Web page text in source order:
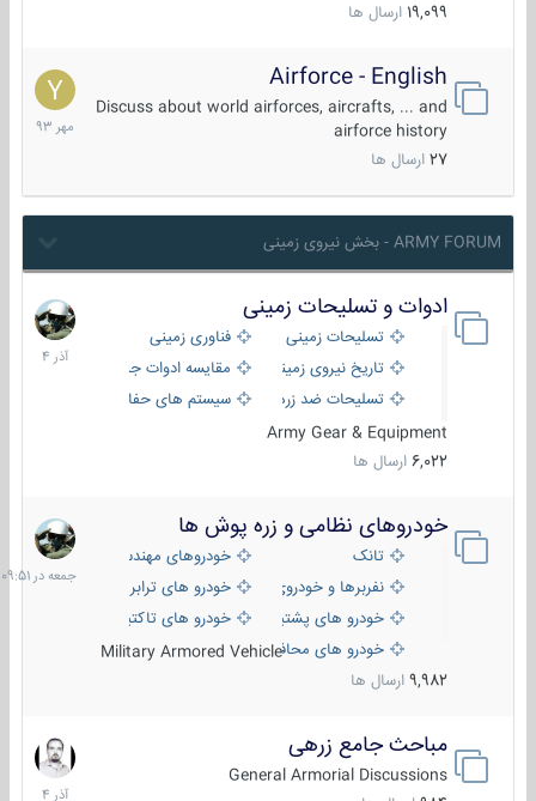
19,099 ارسال ها
Airforce - English
Discuss about world airforces, aircrafts, ... and
airforce history
27 ارسال ها
15
مهر
ARMY FORUM - بخش نیروی زمینی
ادوات و تسلیحات زمینی
تسلیحات زمینی
فناوری زمینی
تاریخ نیروی زمینی
مقایسه ادوات جنگی
تسلیحات ضد زره
سیستم های حفاظت فعال
Army Gear & Equipment
6,022 ارسال ها
21
آذر
خودروهای نظامی و زره پوش ها
تانک
خودروهای مهندسی
نفربرها و خودروی های رزمی پیاده نظام
خودرو های ترابری نظامی
خودرو های پشتیبانی آتش ، شناسایی و ضد تانک
خودرو های تاکتیکی نظامی
خودرو های محافظت شدهMilitary Armored Vehicle
9,982 ارسال ها
جمعه
در
09:51
مباحث جامع زرهی
General Armorial Discussions
7
آذر